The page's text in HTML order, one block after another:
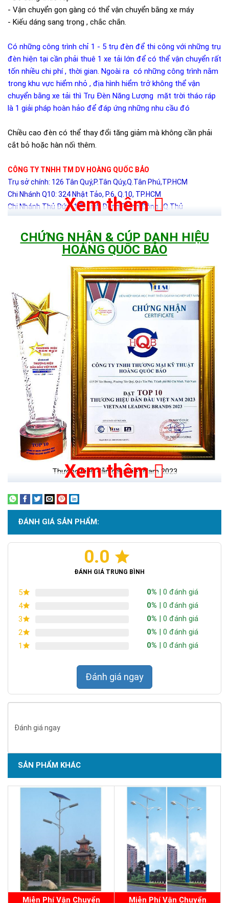
- Vận chuyển gọn gàng có thể vận chuyển bằng xe máy
- Kiếu dáng sang trọng , chắc chắn.
Có những công trình chỉ 1 - 5 trụ đèn để thi công với những trụ
đèn hiện tại cần phải thuê 1 xe tải lớn để có thể vận chuyển rất
tốn nhiều chi phí , thời gian. Ngoài ra có những công trình nằm
trong khu vực hiểm nhỏ , địa hình hiểm trở không thể vận
chuyển bằng xe tải thì Trụ Đèn Năng Lượng mặt trời tháo ráp
là 1 giải pháp hoàn hảo để đáp ứng những nhu cầu đó
Chiều cao đèn có thể thay đổi tăng giảm mà không cần phải
cắt bỏ hoặc hàn nối thêm.
CÔNG TY TNHH TM DV HOÀNG QUỐC BẢO
Trụ sở chính: 126 Tân Quý,P.Tân Qúy,Q.Tân Phú,TP.HCM
Chi Nhánh Q10: 324 Nhật Tảo, P.6, Q.10, TP.HCM
Chi Nhánh Thủ Đức: 179 Linh Đông,P.Linh Đông , Q.Thủ
Chi Nhánh Đồng Nai: 2394 Quốc Lộ 1K, Phường Hoá An, TP. Biên
Hoà, Tỉnh Đồng Nai
Chi Nhánh BR-VT: 477 Cách Mạng Tháng 8, P.Phước Nguyên, TP.
Chi Nhánh Hà Nội: P914 Tòa Nhà CT4C/X2 KĐT Bắc Linh Đàm -
Hoàng Mai - Hà Nội.
ĐT: 09153 77770 - 028.66.795.795
Xem thêm
CHỨNG NHẬN & CÚP DANH HIỆU
HOÀNG QUỐC BẢO
Thương hiệu dẫn đầu Việt Nam 2023
SẢN PHẨM CHẤT LƯỢNG - DỊCH VỤ TIN DÙNG LẦN VII - 2020
Xem thêm
ĐÁNH GIÁ SẢN PHẨM:
0.0
ĐÁNH GIÁ TRUNG BÌNH
5 0% | 0 đánh giá
4
0% | 0 đánh giá
3
0% | 0 đánh giá
2
0% | 0 đánh giá
1
0% | 0 đánh giá
Đánh giá ngay
Đánh giá ngay
SẢN PHẨM KHÁC
Miễn Phí Vận Chuyển Miễn Phí Vận Chuyển